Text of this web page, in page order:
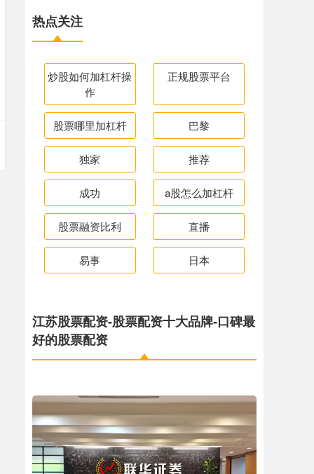
热点关注
炒股如何加杠杆操
作
正规股票平台
股票哪里加杠杆 巴黎
独家 推荐
成功 a股怎么加杠杆
股票融资比利 直播
易事 日本
江苏股票配资-股票配资十大品牌-口碑最
好的股票配资